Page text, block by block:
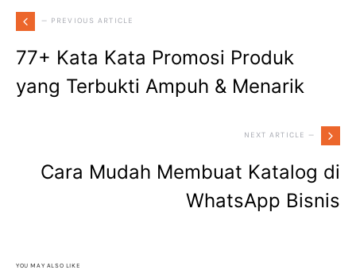
— PREVIOUS ARTICLE
77+ Kata Kata Promosi Produk
yang Terbukti Ampuh & Menarik
NEXT ARTICLE —
Cara Mudah Membuat Katalog di
WhatsApp Bisnis
YOU MAY ALSO LIKE